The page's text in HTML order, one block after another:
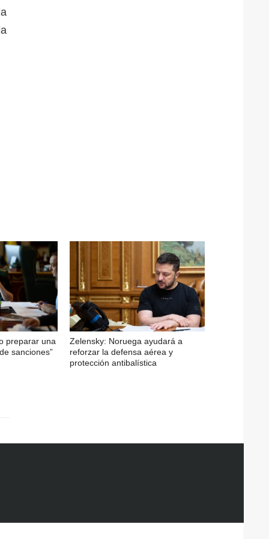
preparar una
sanciones”
Zelensky: Noruega ayudará a
reforzar la defensa aérea y
protección antibalística